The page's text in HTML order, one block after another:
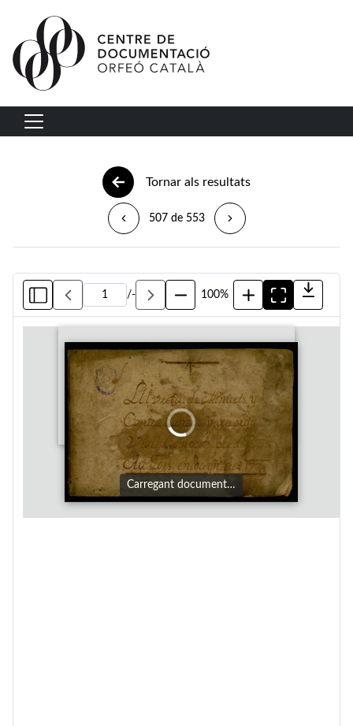
Vés al contingut
Navegació principal
Tornar als resultats
507 de 553
/- 100%
Carregant document…